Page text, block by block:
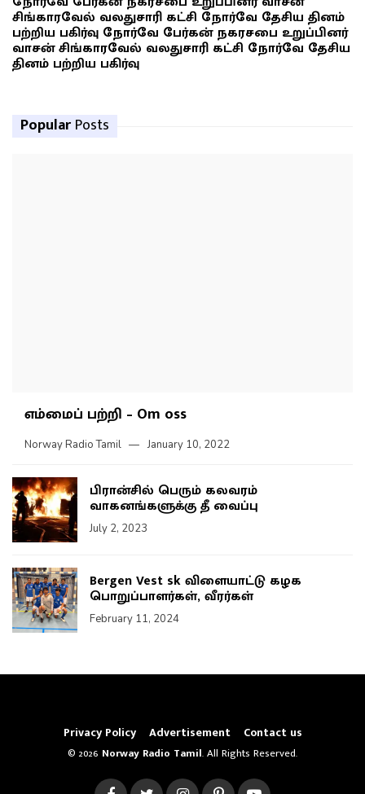
சிங்காரவேல் வலதுசாரி கட்சி நோர்வே தேசிய தினம்
பற்றிய பகிர்வு நோர்வே பேர்கன் நகரசபை உறுப்பினர்
வாசன் சிங்காரவேல் வலதுசாரி கட்சி நோர்வே தேசிய
தினம் பற்றிய பகிர்வு
Popular Posts
எம்மைப் பற்றி – Om oss
Norway Radio Tamil January 10, 2022
பிரான்சில் பெரும் கலவரம்
வாகனங்களுக்கு தீ வைப்பு
July 2, 2023
Bergen Vest sk விளையாட்டு கழக
பொறுப்பாளர்கள், வீரர்கள்
February 11, 2024
Privacy Policy Advertisement Contact us
© 2026 Norway Radio Tamil. All Rights Reserved.